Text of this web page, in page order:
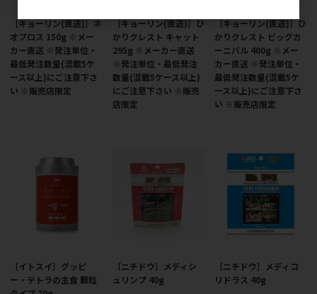
［キョーリン(直送)］ネ
オプロス 150g ※メー
カー直送 ※発注単位・
最低発注数量(混載5ケ
ース以上)にご注意下さ
い ※販売店限定
［キョーリン(直送)］ひ
かりクレスト キャット
295g ※メーカー直送
※発注単位・最低発注
数量(混載5ケース以上)
にご注意下さい ※販売
店限定
［キョーリン(直送)］ひ
かりクレスト ビッグカ
ーニバル 400g ※メー
カー直送 ※発注単位・
最低発注数量(混載5ケ
ース以上)にご注意下さ
い ※販売店限定
［イトスイ］グッピ
ー・テトラの主食 顆粒
［ニチドウ］メディシ
ュリンプ 40g
［ニチドウ］メディコ
リドラス 40g